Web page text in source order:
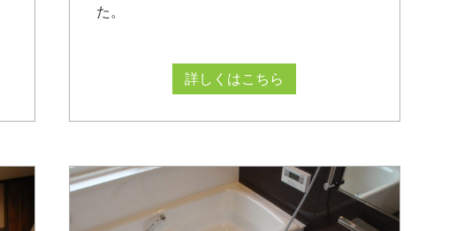
た。
詳しくはこちら